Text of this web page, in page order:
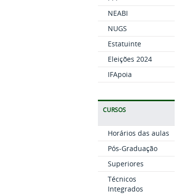
NEABI
NUGS
Estatuinte
Eleições 2024
IFApoia
CURSOS
Horários das aulas
Pós-Graduação
Superiores
Técnicos
Integrados